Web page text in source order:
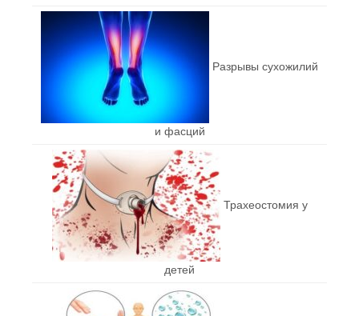
Разрывы сухожилий
и фасций
Трахеостомия у
детей